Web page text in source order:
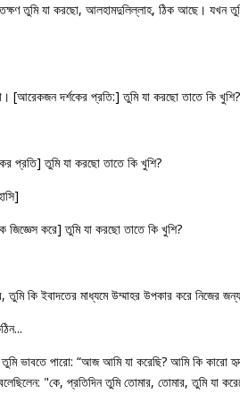
তুমি যা করছো, আলহামদুলিল্লাহ, ঠিক আছে। যখন
[আরেকজন দর্শকের প্রতি:] তুমি যা করছো তাতে কি খুশি?
প্রতি] তুমি যা করছো তাতে কি খুশি?
করে] তুমি যা করছো তাতে কি খুশি?
কি ইবাদতের মাধ্যমে উম্মাহর উপকার করে নিজের
ভাবতে পারো: “আজ আমি যা করেছি? আমি কি কারো
"কে, প্রতিদিন তুমি তোমার, তোমার, তুমি যা